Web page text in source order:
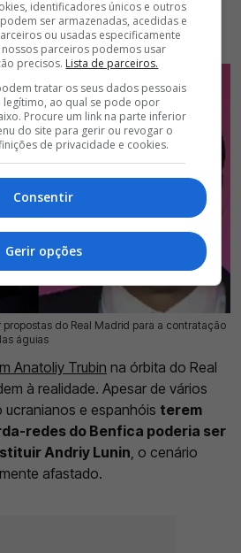
propostas do Real Madrid para a contratação
águias
Anatoliy Trubin na órbita do Real
à realidade. Apesar de vários
e espanhóis terem
redes do Benfica poderia ser
Andriy Lunin , o cenário
afastado.
identificadores únicos e outros
ser armazenadas, acedidas e
ou usadas especificamente
parceiros podemos usar
precisos. Lista de parceiros.
tratar os seus dados pessoais
legítimo, ao qual se pode opor
Procure um link na parte inferior
do site para gerir ou revogar o
de privacidade e cookies.
Consentir
Gerir opções